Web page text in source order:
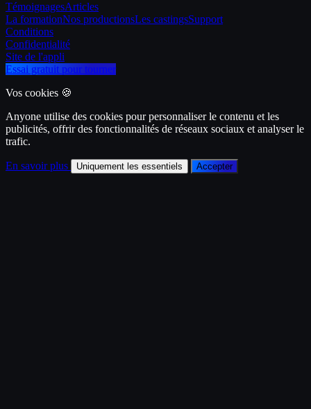
TémoignagesArticles
La formationNos productionsLes castingsSupport
Conditions
Confidentialité
Site de l'appli
Essai gratuit pour tourner
Vos cookies 🍪
Anyone utilise des cookies pour personnaliser le contenu et les
publicités, offrir des fonctionnalités de réseaux sociaux et analyser le
trafic.
En savoir plus Uniquement les essentiels Accepter